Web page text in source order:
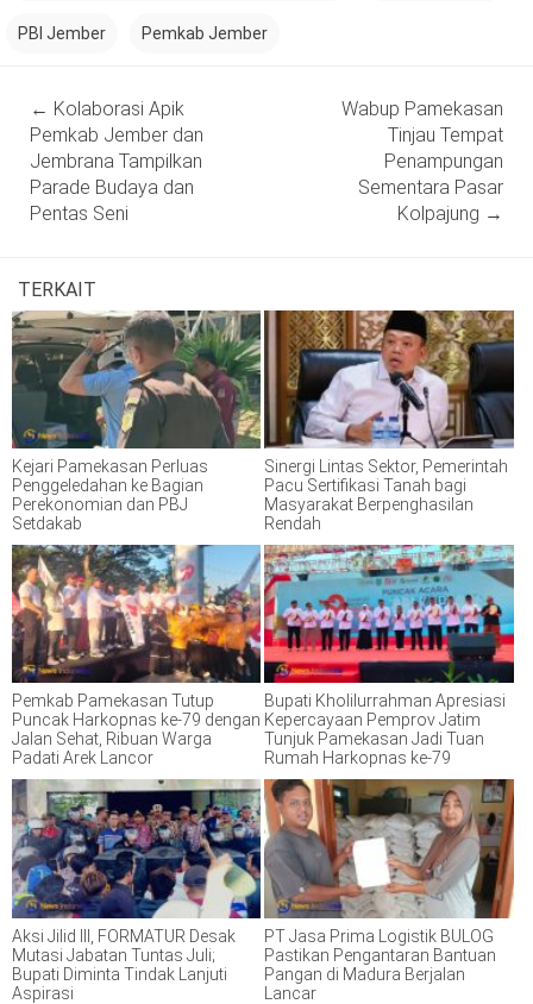
PBI Jember Pemkab Jember
navigation
← Kolaborasi Apik
Pemkab Jember dan
Jembrana Tampilkan
Parade Budaya dan
Pentas Seni
Wabup Pamekasan
Tinjau Tempat
Penampungan
Sementara Pasar
Kolpajung →
TERKAIT
Kejari Pamekasan Perluas
Penggeledahan ke Bagian
Perekonomian dan PBJ
Setdakab
Sinergi Lintas Sektor, Pemerintah
Pacu Sertifikasi Tanah bagi
Masyarakat Berpenghasilan
Rendah
Pemkab Pamekasan Tutup
Puncak Harkopnas ke-79 dengan
Jalan Sehat, Ribuan Warga
Padati Arek Lancor
Bupati Kholilurrahman Apresiasi
Kepercayaan Pemprov Jatim
Tunjuk Pamekasan Jadi Tuan
Rumah Harkopnas ke-79
Aksi Jilid III, FORMATUR Desak
Mutasi Jabatan Tuntas Juli;
Bupati Diminta Tindak Lanjuti
Aspirasi
PT Jasa Prima Logistik BULOG
Pastikan Pengantaran Bantuan
Pangan di Madura Berjalan
Lancar